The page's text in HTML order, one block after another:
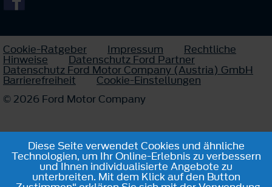
Cookie-Ratgeber Impressum Rechtliche
Hinweise Datenschutz Ford Partner
Datenschutz Ford Motor Company (Austria) GmbH
Barrierefreiheit
Cookie-Einstellungen
© 2026 Ford Motor Company
Diese Seite verwendet Cookies und ähnliche
Technologien, um Ihr Online-Erlebnis zu verbessern
und Ihnen individualisierte Angebote zu
unterbreiten. Mit dem Klick auf den Button